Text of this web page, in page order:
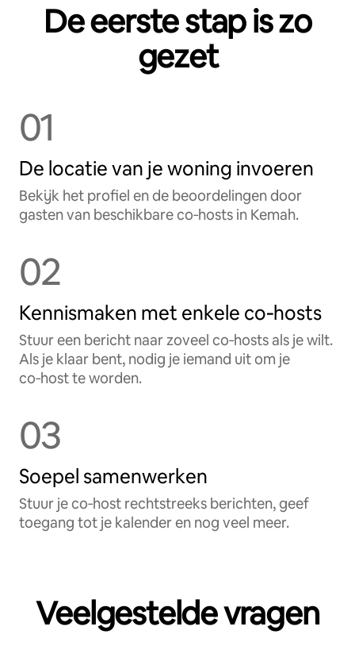
De eerste stap is zo
gezet
01
De locatie van je woning invoeren
Bekijk het profiel en de beoordelingen door
gasten van beschikbare co‑hosts in Kemah.
02
Kennismaken met enkele co‑hosts
Stuur een bericht naar zoveel co‑hosts als je wilt.
Als je klaar bent, nodig je iemand uit om je
co‑host te worden.
03
Soepel samenwerken
Stuur je co‑host rechtstreeks berichten, geef
toegang tot je kalender en nog veel meer.
Veelgestelde vragen